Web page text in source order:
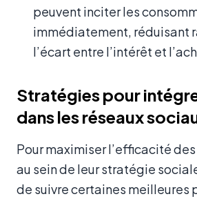
peuvent inciter les
immédiatement, réduisant
l’écart entre l’intérêt et
Stratégies pour
dans les réseaux
Pour maximiser l’efficacité
au sein de leur stratégie
de suivre certaines meilleures